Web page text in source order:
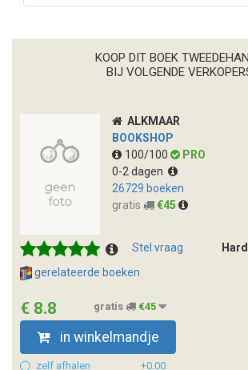
KOOP DIT BOEK
BIJ VOLGENDE
ALKMAAR
BOOKSHOP
100/100
PRO
0-2 dagen
26729 boeken
gratis
€45
Stel vraag
gerelateerde boeken
€ 8.8 gratis €45
in winkelmandje
zelf afhalen +0.00